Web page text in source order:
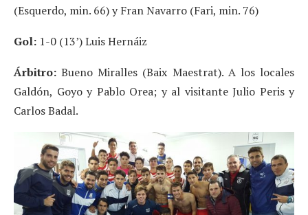
(Esquerdo, min. 66) y Fran Navarro (Fari, min. 76)
Gol: 1-0 (13’) Luis Hernáiz
Árbitro: Bueno Miralles (Baix Maestrat). A los locales
Galdón, Goyo y Pablo Orea; y al visitante Julio Peris y
Carlos Badal.